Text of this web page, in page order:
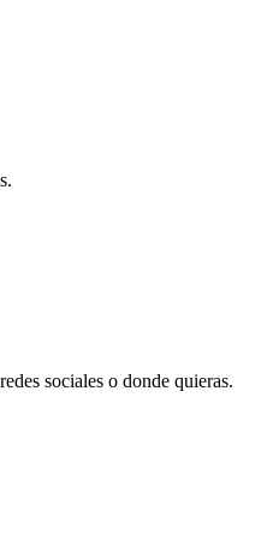
sociales o donde quieras.